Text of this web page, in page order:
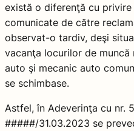
există o diferenţă cu
comunicate de către
observat-o tardiv, deşi
vacanţa locurilor de
auto şi mecanic auto
se schimbase.
Astfel, în Adeverinţa cu nr.
#####/31.03.2023 se